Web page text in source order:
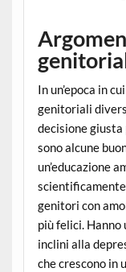
In un’epoca in
genitoriali
decisione giusta
sono alcune
un’educazione
genitori con
più felici. Hanno
inclini alla
che crescono in